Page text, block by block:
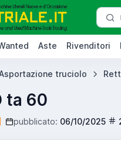
Aste Rivenditori
truciolo
ta 60
pubblicato: 06/10/2025